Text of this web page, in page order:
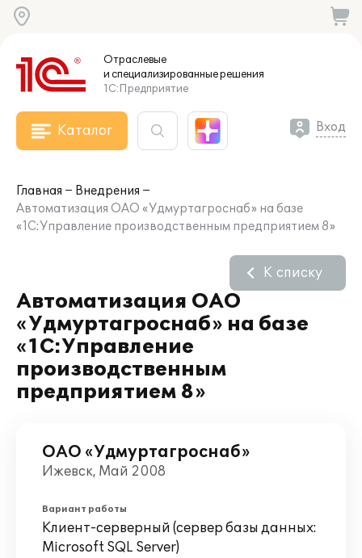
Отраслевые
и специализированныерешения
1С:Предприятие
Каталог Вход
Главная
Внедрения
Автоматизация ОАО «Удмуртагроснаб» на базе
«1С:Управление производственным предприятием 8»
Автоматизация ОАО
«Удмуртагроснаб» на базе
«1С:Управление
производственным
предприятием 8»
К списку
ОАО «Удмуртагроснаб»
Ижевск, Май 2008
Вариант работы
Клиент-серверный (сервер базы данных:
Microsoft SQL Server)